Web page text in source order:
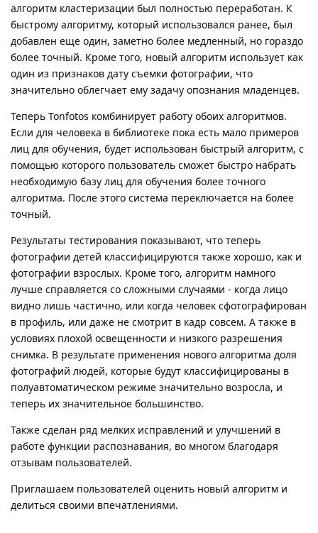
алгоритм кластеризации был полностью переработан. К
быстрому алгоритму, который использовался ранее, был
добавлен еще один, заметно более медленный, но гораздо
более точный. Кроме того, новый алгоритм использует как
один из признаков дату съемки фотографии, что
значительно облегчает ему задачу опознания младенцев.
Теперь Tonfotos комбинирует работу обоих алгоритмов.
Если для человека в библиотеке пока есть мало примеров
лиц для обучения, будет использован быстрый алгоритм, с
помощью которого пользователь сможет быстро набрать
необходимую базу лиц для обучения более точного
алгоритма. После этого система переключается на более
точный.
Результаты тестирования показывают, что теперь
фотографии детей классифицируются также хорошо, как и
фотографии взрослых. Кроме того, алгоритм намного
лучше справляется со сложными случаями - когда лицо
видно лишь частично, или когда человек сфотографирован
в профиль, или даже не смотрит в кадр совсем. А также в
условиях плохой освещенности и низкого разрешения
снимка. В результате применения нового алгоритма доля
фотографий людей, которые будут классифицированы в
полуавтоматическом режиме значительно возросла, и
теперь их значительное большинство.
Также сделан ряд мелких исправлений и улучшений в
работе функции распознавания, во многом благодаря
отзывам пользователей.
Приглашаем пользователей оценить новый алгоритм и
делиться своими впечатлениями.